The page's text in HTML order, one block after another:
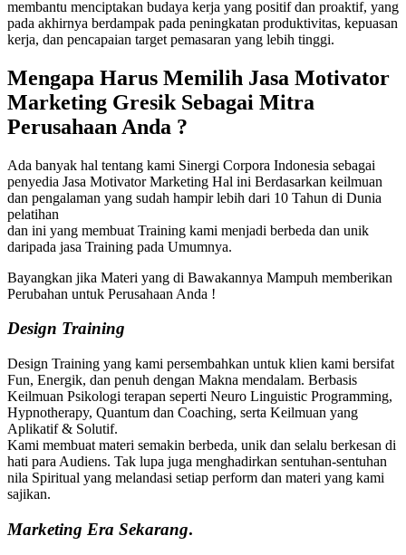
membantu menciptakan budaya kerja yang positif dan proaktif, yang
pada akhirnya berdampak pada peningkatan produktivitas, kepuasan
kerja, dan pencapaian target pemasaran yang lebih tinggi.
Mengapa Harus Memilih Jasa Motivator
Marketing Gresik Sebagai Mitra
Perusahaan Anda ?
Ada banyak hal tentang kami Sinergi Corpora Indonesia sebagai
penyedia Jasa Motivator Marketing Hal ini Berdasarkan keilmuan
dan pengalaman yang sudah hampir lebih dari 10 Tahun di Dunia
pelatihan
dan ini yang membuat Training kami menjadi berbeda dan unik
daripada jasa Training pada Umumnya.
Bayangkan jika Materi yang di Bawakannya Mampuh memberikan
Perubahan untuk Perusahaan Anda !
Design Training
Design Training yang kami persembahkan untuk klien kami bersifat
Fun, Energik, dan penuh dengan Makna mendalam. Berbasis
Keilmuan Psikologi terapan seperti Neuro Linguistic Programming,
Hypnotherapy, Quantum dan Coaching, serta Keilmuan yang
Aplikatif & Solutif.
Kami membuat materi semakin berbeda, unik dan selalu berkesan di
hati para Audiens. Tak lupa juga menghadirkan sentuhan-sentuhan
nila Spiritual yang melandasi setiap perform dan materi yang kami
sajikan.
Marketing Era Sekarang.